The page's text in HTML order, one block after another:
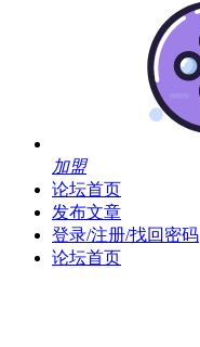
加盟
论坛首页
发布文章
登录/注册/找回密码
论坛首页